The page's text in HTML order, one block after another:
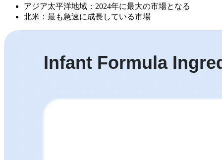
アジア太平洋地域：2024年に最大の市場となる
北米：最も急速に成長している市場